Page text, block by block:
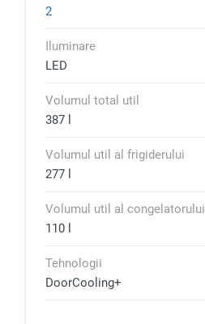
2
Iluminare
LED
Volumul total util
387 l
Volumul util al frigiderului
277 l
Volumul util al congelatorului
110 l
Tehnologii
DoorCooling+